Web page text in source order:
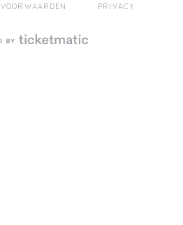
VOORWAARDEN PRIVACY